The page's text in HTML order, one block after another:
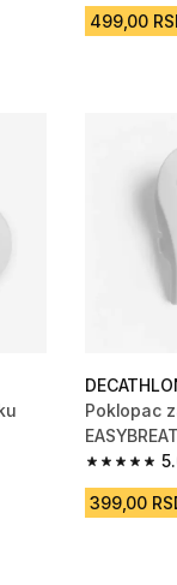
EB 540 FT
499,00
Recenzije
Poklopac
5.0 od 5
399,00